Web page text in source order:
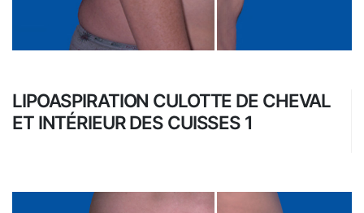
LIPOASPIRATION CULOTTE DE CHEVAL
ET INTÉRIEUR DES CUISSES 1